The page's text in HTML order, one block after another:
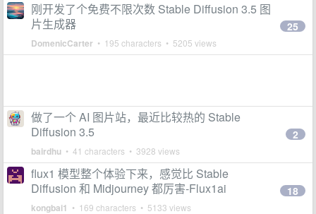
刚开发了个免费不限次数 Stable Diffusion 3.5 图
片生成器
DomenicCarter • 195 characters • 5205 views
25
做了一个 AI 图片站，最近比较热的 Stable
Diffusion 3.5
bairdhu • 41 characters • 3928 views
2
flux1 模型整个体验下来，感觉比 Stable
Diffusion 和 Midjourney 都厉害-Flux1ai
kongbai1 • 169 characters • 5133 views
18